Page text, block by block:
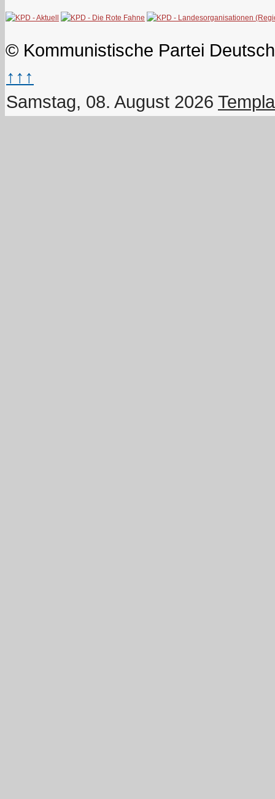
© Kommunistische Partei
↑↑↑
Samstag, 08. August 2026